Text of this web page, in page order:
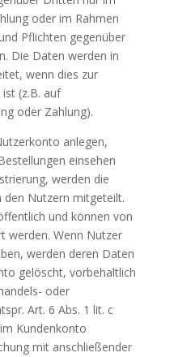
oder im Rahmen
Pflichten gegenüber
Die Daten werden in
wenn dies zur
(z.B. auf
oder Zahlung).
anlegen,
einsehen
werden die
den Nutzern mitgeteilt.
und können von
werden. Wenn Nutzer
werden deren Daten
gelöscht, vorbehaltlich
oder
Art. 6 Abs. 1 lit. c
Kundenkonto
mit anschließender